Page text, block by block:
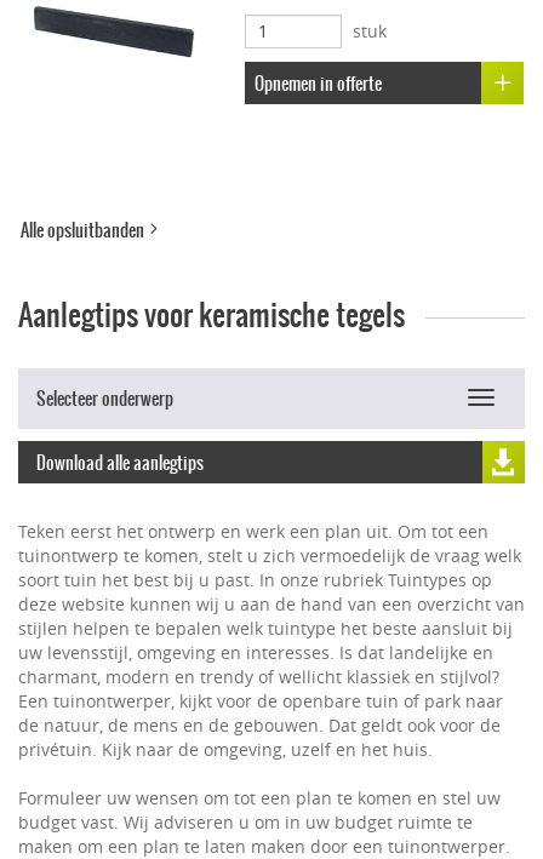
stuk
Opnemen in offerte
Alle opsluitbanden
Aanlegtips voor keramische tegels
Selecteer onderwerp
Toggle
Download alle aanlegtips
Teken eerst het ontwerp en werk een plan uit. Om tot een
tuinontwerp te komen, stelt u zich vermoedelijk de vraag welk
soort tuin het best bij u past. In onze rubriek Tuintypes op
deze website kunnen wij u aan de hand van een overzicht van
stijlen helpen te bepalen welk tuintype het beste aansluit bij
uw levensstijl, omgeving en interesses. Is dat landelijke en
charmant, modern en trendy of wellicht klassiek en stijlvol?
Een tuinontwerper, kijkt voor de openbare tuin of park naar
de natuur, de mens en de gebouwen. Dat geldt ook voor de
privétuin. Kijk naar de omgeving, uzelf en het huis.
Formuleer uw wensen om tot een plan te komen en stel uw
budget vast. Wij adviseren u om in uw budget ruimte te
maken om een plan te laten maken door een tuinontwerper.